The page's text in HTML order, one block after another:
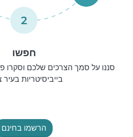
2
חפשו
סננו על סמך הצרכים שלכם וסקרו
בייביסיטריות
הרשמו בחינם